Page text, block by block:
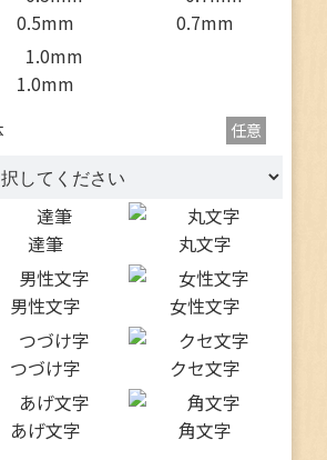
0.5mm 0.7mm
1.0mm
任意
達筆 丸文字
男性文字 女性文字
つづけ字 クセ文字
あげ文字
角文字